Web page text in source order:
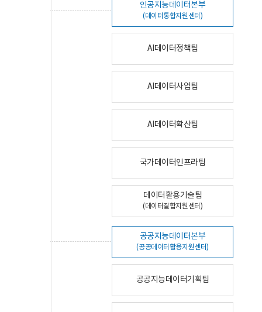
인공지능데이터본부
(데이터통합지원센터)
AI데이터정책팀
AI데이터사업팀
AI데이터확산팀
국가데이터인프라팀
데이터활용기술팀
(데이터결합지원센터)
공공지능데이터본부
(공공데이터활용지원센터)
공공지능데이터기획팀